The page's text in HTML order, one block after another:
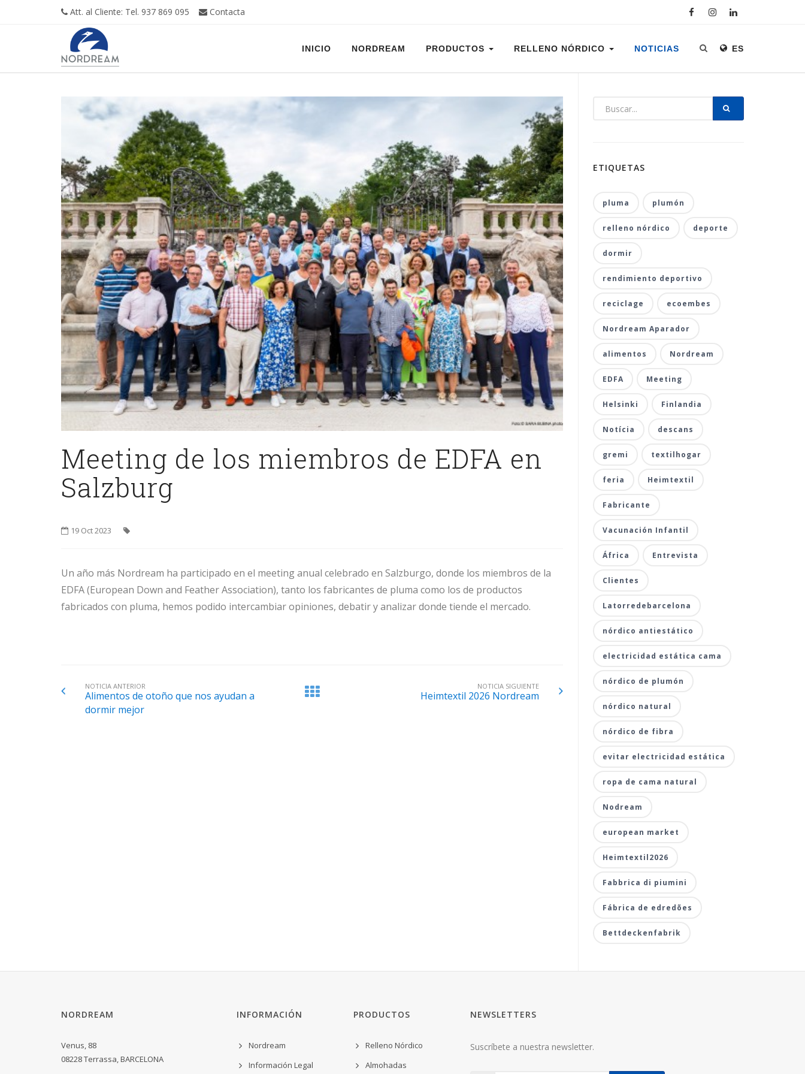
Att. al Cliente: Tel. 937 869 095 Contacta
ES
INICIO NORDREAM PRODUCTOS RELLENO NÓRDICO NOTICIAS
Meeting de los miembros de EDFA en
Salzburg
19 Oct 2023
Un año más Nordream ha participado en el meeting anual celebrado en Salzburgo, donde los miembros de la
EDFA (European Down and Feather Association), tanto los fabricantes de pluma como los de productos
fabricados con pluma, hemos podido intercambiar opiniones, debatir y analizardonde tiende el mercado.
NOTICIA ANTERIOR
Alimentos de otoño que nos ayudan a
dormir mejor
NOTICIA SIGUIENTE
Heimtextil 2026 Nordream
ETIQUETAS
pluma plumón
relleno nórdico deporte
dormir
rendimiento deportivo
reciclage ecoembes
Nordream Aparador
alimentos Nordream
EDFA Meeting
Helsinki Finlandia
Notícia descans
gremi textilhogar
feria Heimtextil
Fabricante
Vacunación Infantil
África Entrevista
Clientes
Latorredebarcelona
nórdico antiestático
electricidad estática cama
nórdico de plumón
nórdico natural
nórdico de fibra
evitar electricidad estática
ropa de cama natural
Nodream
european market
Heimtextil2026
Fabbrica di piumini
Fábrica de edredões
Bettdeckenfabrik
NORDREAM
Venus, 88
08228 Terrassa, BARCELONA
INFORMACIÓN
Nordream
Información Legal
PRODUCTOS
Relleno Nórdico
Almohadas
NEWSLETTERS
Suscríbete a nuestra newsletter.